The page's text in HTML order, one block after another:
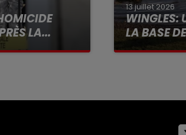
LA...
logement
13 juillet 2026
WINGLES:
LA BASE
La victime a